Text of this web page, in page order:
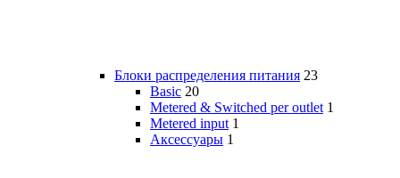
Блоки распределения питания 23
Basic 20
Metered & Switched per outlet 1
Metered input 1
Аксессуары 1